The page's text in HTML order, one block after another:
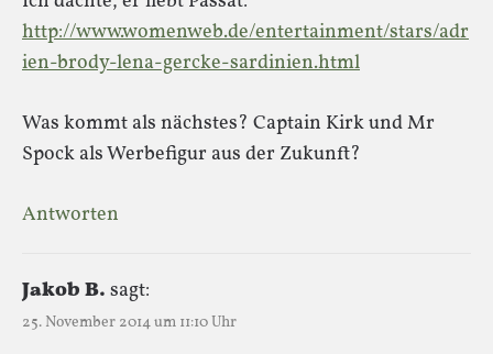
http://www.womenweb.de/entertainment/stars/adr
ien-brody-lena-gercke-sardinien.html
Was kommt als nächstes? Captain Kirk und Mr
Spock als Werbefigur aus der Zukunft?
Antworten
Jakob B. sagt:
25. November 2014 um 11:10 Uhr